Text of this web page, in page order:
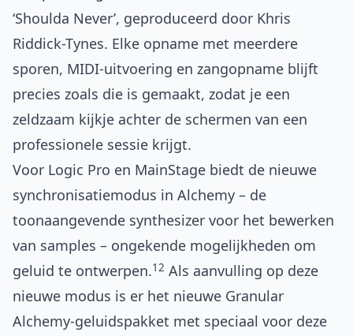
‘Shoulda Never’, geproduceerd door Khris
Riddick-Tynes. Elke opname met meerdere
sporen, MIDI-uitvoering en zangopname blijft
precies zoals die is gemaakt, zodat je een
zeldzaam kijkje achter de schermen van een
professionele sessie krijgt.
Voor Logic Pro en MainStage biedt de nieuwe
synchronisatiemodus in Alchemy – de
toonaangevende synthesizer voor het bewerken
van samples – ongekende mogelijkheden om
geluid te ontwerpen.12 Als aanvulling op deze
nieuwe modus is er het nieuwe Granular
Alchemy-geluidspakket met speciaal voor deze